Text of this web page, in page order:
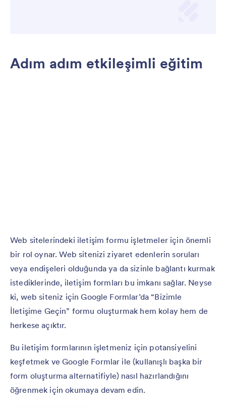
Adım adım etkileşimli eğitim
Web sitelerindeki iletişim formu işletmeler için önemli
bir rol oynar. Web sitenizi ziyaret edenlerin soruları
veya endişeleri olduğunda ya da sizinle bağlantı kurmak
istediklerinde, iletişim formları bu imkanı sağlar. Neyse
ki, web siteniz için Google Formlar’da “Bizimle
İletişime Geçin” formu oluşturmak hem kolay hem de
herkese açıktır.
Bu iletişim formlarının işletmeniz için potansiyelini
keşfetmek ve Google Formlar ile (kullanışlı başka bir
form oluşturma alternatifiyle) nasıl hazırlandığını
öğrenmek için okumaya devam edin.